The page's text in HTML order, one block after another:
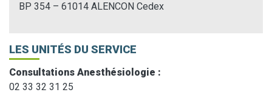
BP 354 – 61014 ALENCON Cedex
LES UNITÉS DU SERVICE
Consultations Anesthésiologie :
02 33 32 31 25